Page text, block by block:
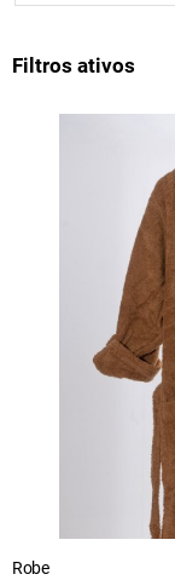
Filtros ativos
Robe